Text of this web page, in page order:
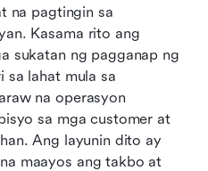
na pagtingin sa
Kasama rito ang
sukatan ng pagganap ng
lahat mula sa
na operasyon
sa mga customer at
Ang layunin dito ay
maayos ang takbo at